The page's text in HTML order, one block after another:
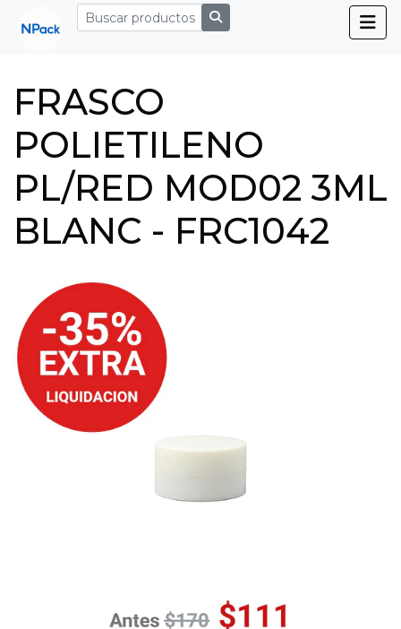
FRASCO
POLIETILENO
PL/RED MOD02 3ML
BLANC - FRC1042